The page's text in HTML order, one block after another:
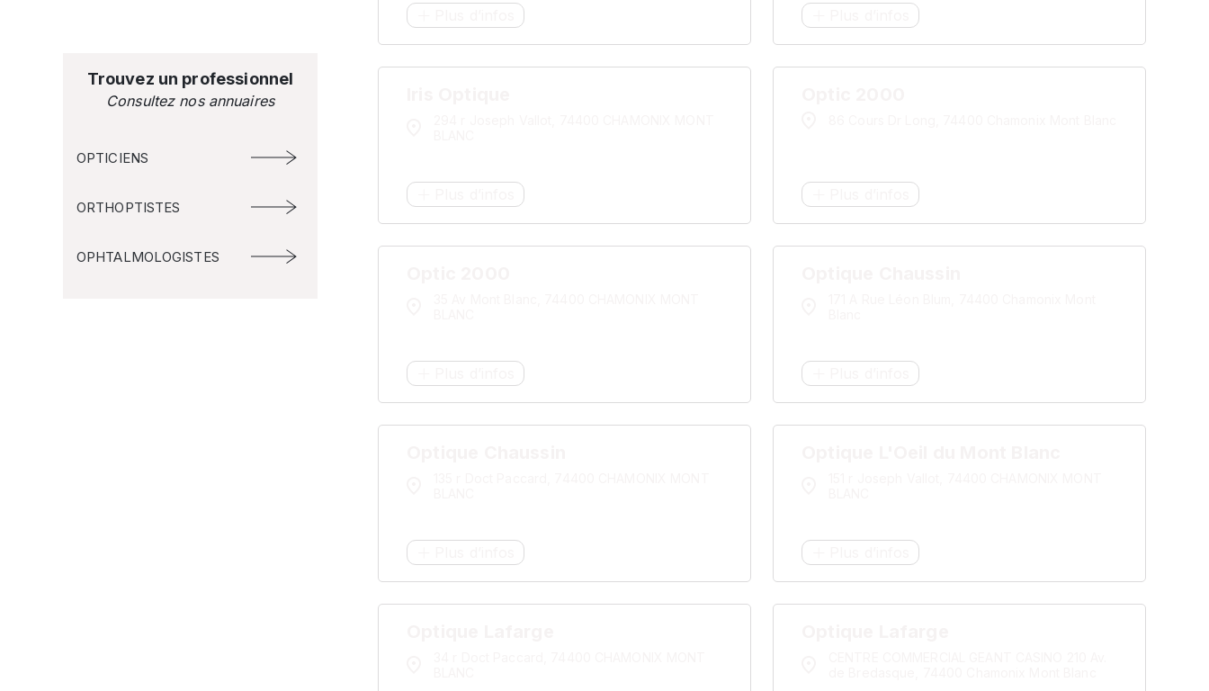
Trouvez un professionnel
Consultez nos annuaires
OPTICIENS
ORTHOPTISTES
OPHTALMOLOGISTES